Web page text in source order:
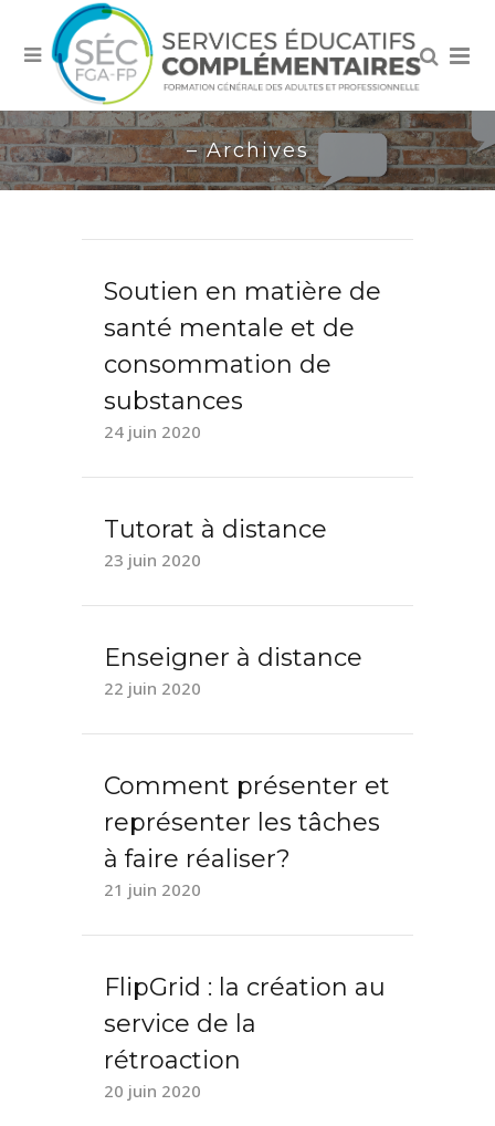
– Archives
Soutien en matière de
santé mentale et de
consommation de
substances
24 juin 2020
Tutorat à distance
23 juin 2020
Enseigner à distance
22 juin 2020
Comment présenter et
représenter les tâches
à faire réaliser?
21 juin 2020
FlipGrid : la création au
service de la
rétroaction
20 juin 2020